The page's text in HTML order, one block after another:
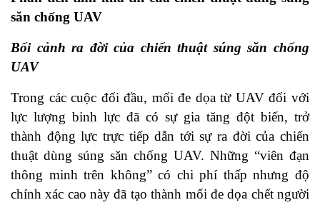
săn chống UAV
Bối cảnh ra đời của chiến thuật súng săn chống
UAV
Trong các cuộc đối đầu, mối đe dọa từ UAV đối với
lực lượng binh lực đã có sự gia tăng đột biến, trở
thành động lực trực tiếp dẫn tới sự ra đời của chiến
thuật dùng súng săn chống UAV. Những “viên đạn
thông minh trên không” có chi phí thấp nhưng độ
chính xác cao này đã tạo thành mối đe dọa chết người